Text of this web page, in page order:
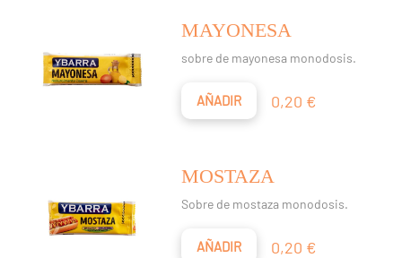
MAYONESA
sobre de mayonesa monodosis.
AÑADIR Precio
0,20 €
MOSTAZA
Sobre de mostaza monodosis.
AÑADIR Precio
0,20 €